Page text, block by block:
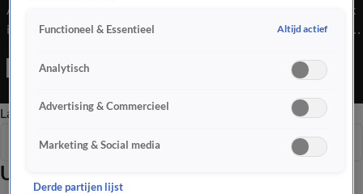
Annemarie Bruning vertelt je over twee doden bij een ongeluk
in Eerbeek, tussen een auto en een motor. Een asociale groep
Lelystad op de netheid daar en zwerfafval. En fans zijn blij met
Late EditieOchtend EditieVroege Editie
Uitzendingen
Seizoen 2026
Functioneel & Essentieel Altijd actief
Analytisch
Advertising & Commercieel
Marketing & Social media
Derde partijen lijst